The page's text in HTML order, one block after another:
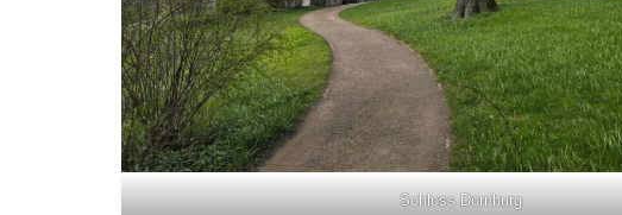
Schloss Dornburg